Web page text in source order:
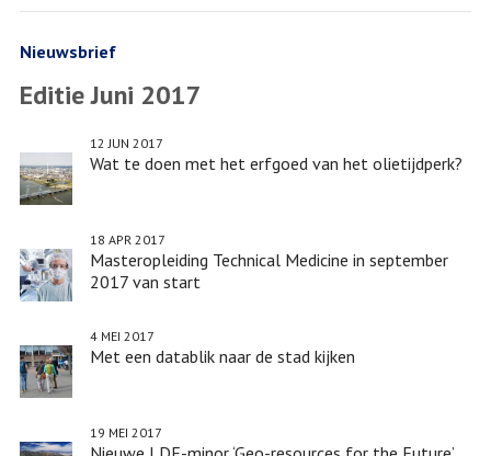
Nieuwsbrief
Editie Juni 2017
Wat te doen met het erfgoed van het olietijdperk?
12 JUN 2017
Masteropleiding Technical Medicine in september
2017 van start
18 APR 2017
Met een datablik naar de stad kijken
4 MEI 2017
19 MEI 2017